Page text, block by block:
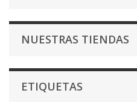
NUESTRAS TIENDAS
ETIQUETAS